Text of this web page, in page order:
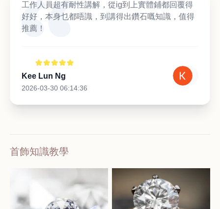
工作人員超有耐性講解，從ig到上實體鋪都回覆得
好好，本身乜都唔識，到講得出鑽石嘅知識，值得
推薦！
Kee Lun Ng
2026-03-30 06:14:36
首飾知識教學